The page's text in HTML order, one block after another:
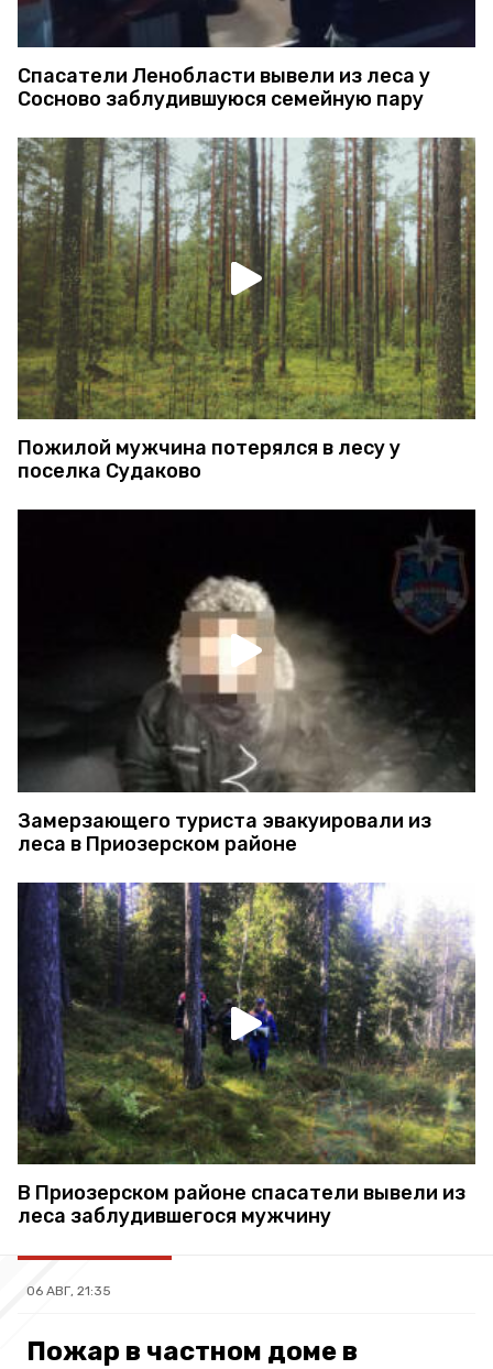
Спасатели Ленобласти вывели из леса у
Сосново заблудившуюся семейную пару
Пожилой мужчина потерялся в лесу у
поселка Судаково
Замерзающего туриста эвакуировали из
леса в Приозерском районе
В Приозерском районе спасатели вывели из
леса заблудившегося мужчину
06 АВГ, 21:35
Пожар в частном доме в